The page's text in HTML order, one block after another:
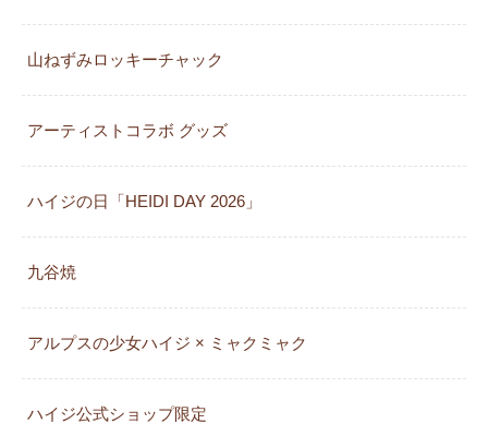
山ねずみロッキーチャック
アーティストコラボ グッズ
ハイジの日「HEIDI DAY 2026」
九谷焼
アルプスの少女ハイジ × ミャクミャク
ハイジ公式ショップ限定